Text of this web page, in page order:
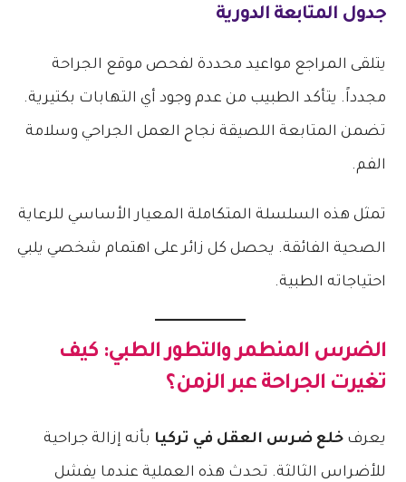
جدول المتابعة الدورية
يتلقى المراجع مواعيد محددة لفحص موقع الجراحة
مجدداً. يتأكد الطبيب من عدم وجود أي التهابات بكتيرية.
تضمن المتابعة اللصيقة نجاح العمل الجراحي وسلامة
الفم.
تمثل هذه السلسلة المتكاملة المعيار الأساسي للرعاية
الصحية الفائقة. يحصل كل زائر على اهتمام شخصي يلبي
احتياجاته الطبية.
الضرس المنطمر والتطور الطبي: كيف
تغيرت الجراحة عبر الزمن؟
يعرفخلع ضرس العقل في تركيا بأنه إزالة جراحية
للأضراس الثالثة. تحدث هذه العملية عندما يفشل